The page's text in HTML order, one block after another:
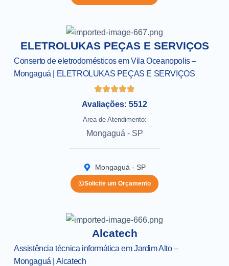
ELETROLUKAS PEÇAS E SERVIÇOS
Conserto de eletrodomésticos em Vila Oceanopolis –
Mongaguá | ELETROLUKAS PEÇAS E SERVIÇOS
Avaliações: 5512
Area de Atendimento:
Mongaguá - SP
Mongaguá - SP
Solicite um Orçamento
Alcatech
Assistência técnica informática em Jardim Alto –
Mongaguá | Alcatech